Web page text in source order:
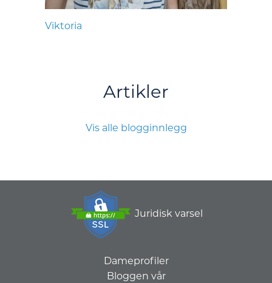
Viktoria
Artikler
Vis alle blogginnlegg
Juridisk varsel
Dameprofiler
Bloggen vår